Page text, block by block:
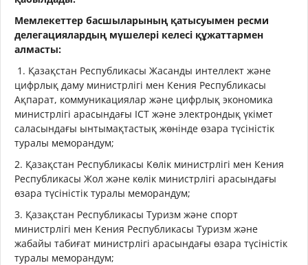
Мемлекеттер басшыларының қатысуымен ресми
делегациялардың мүшелері келесі құжаттармен
алмасты:
1. Қазақстан Республикасы Жасанды интеллект және
цифрлық даму министрлігі мен Кения Республикасы
Ақпарат, коммуникациялар және цифрлық экономика
министрлігі арасындағы ICT және электрондық үкімет
саласындағы ынтымақтастық жөнінде өзара түсіністік
туралы меморандум;
2. Қазақстан Республикасы Көлік министрлігі мен Кения
Республикасы Жол және көлік министрлігі арасындағы
өзара түсіністік туралы меморандум;
3. Қазақстан Республикасы Туризм және спорт
министрлігі мен Кения Республикасы Туризм және
жабайы табиғат министрлігі арасындағы өзара түсіністік
туралы меморандум;